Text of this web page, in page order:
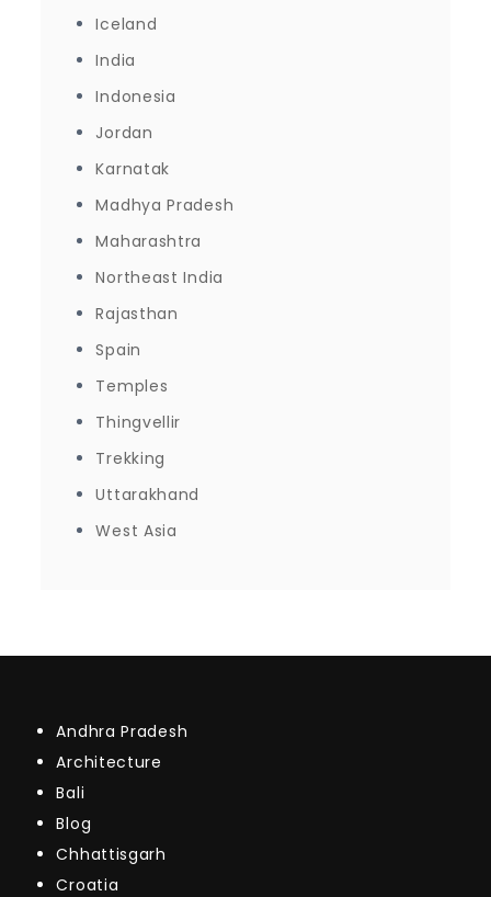
Iceland
India
Indonesia
Jordan
Karnatak
Madhya Pradesh
Maharashtra
Northeast India
Rajasthan
Spain
Temples
Thingvellir
Trekking
Uttarakhand
West Asia
Andhra Pradesh
Architecture
Bali
Blog
Chhattisgarh
Croatia